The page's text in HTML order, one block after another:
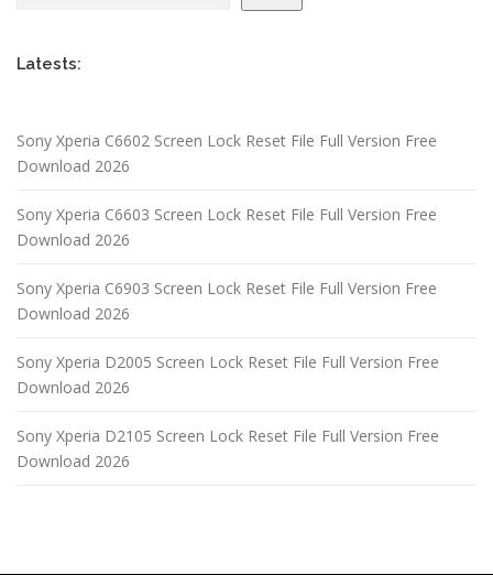
Latests:
Sony Xperia C6602 Screen Lock Reset File Full Version Free
Download 2026
Sony Xperia C6603 Screen Lock Reset File Full Version Free
Download 2026
Sony Xperia C6903 Screen Lock Reset File Full Version Free
Download 2026
Sony Xperia D2005 Screen Lock Reset File Full Version Free
Download 2026
Sony Xperia D2105 Screen Lock Reset File Full Version Free
Download 2026